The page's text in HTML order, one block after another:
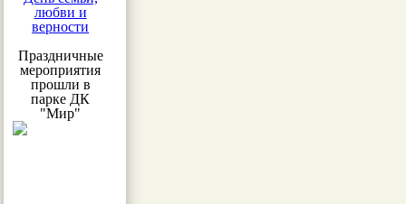
любви и
верности
Праздничные
мероприятия
прошли в
парке ДК
"Мир"